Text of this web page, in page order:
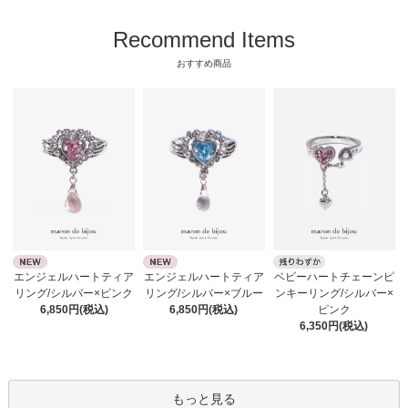
Recommend Items
おすすめ商品
エンジェルハートティア
リング/シルバー×ピンク
6,850円(税込)
エンジェルハートティア
リング/シルバー×ブルー
6,850円(税込)
ベビーハートチェーンピ
ンキーリング/シルバー×
ピンク
6,350円(税込)
もっと見る